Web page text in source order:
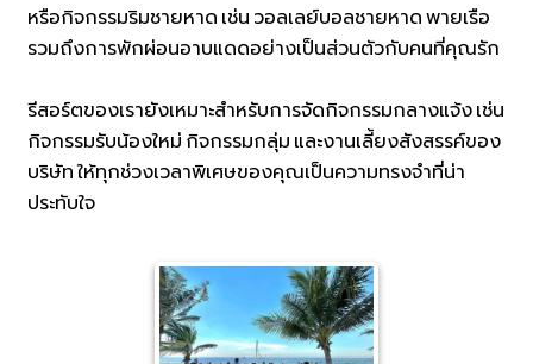
หรือกิจกรรมริมชายหาด เช่น วอลเลย์บอลชายหาด พายเรือ
รวมถึงการพักผ่อนอาบแดดอย่างเป็นส่วนตัวกับคนที่คุณรัก
รีสอร์ตของเรายังเหมาะสำหรับการจัดกิจกรรมกลางแจ้ง เช่น
กิจกรรมรับน้องใหม่ กิจกรรมกลุ่ม และงานเลี้ยงสังสรรค์ของ
บริษัท ให้ทุกช่วงเวลาพิเศษของคุณเป็นความทรงจำที่น่า
ประทับใจ